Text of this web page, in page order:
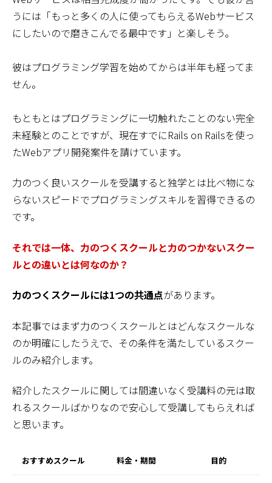
うには「もっと多くの人に使ってもらえるWebサービス
にしたいので磨きこんでる最中です」と楽しそう。
彼はプログラミング学習を始めてからは半年も経ってま
せん。
もともとはプログラミングに一切触れたことのない完全
未経験とのことですが、現在すでにRails on Railsを使っ
たWebアプリ開発案件を請けています。
力のつく良いスクールを受講すると独学とは比べ物にな
らないスピードでプログラミングスキルを習得できるの
です。
それでは一体、力のつくスクールと力のつかないスクー
ルとの違いとは何なのか？
力のつくスクールには1つの共通点があります。
本記事ではまず力のつくスクールとはどんなスクールな
のか明確にしたうえで、その条件を満たしているスクー
ルのみ紹介します。
紹介したスクールに関しては間違いなく受講料の元は取
れるスクールばかりなので安心して受講してもらえれば
と思います。
おすすめスクール 料金・期間 目的